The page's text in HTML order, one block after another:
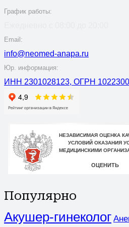
График работы:
Email:
info@neomed-anapa.ru
Юр. информация:
ИНН 2301028123, ОГРН
Популярно
Акушер-гинеколог